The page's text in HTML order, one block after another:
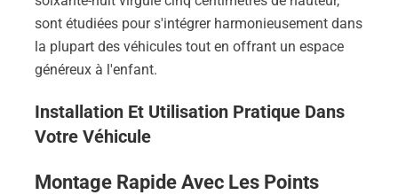
sont étudiées pour s'intégrer harmonieusement dans
la plupart des véhicules tout en offrant un espace
généreux à l'enfant.
Installation Et Utilisation Pratique Dans
Votre Véhicule
Montage Rapide Avec Les Points